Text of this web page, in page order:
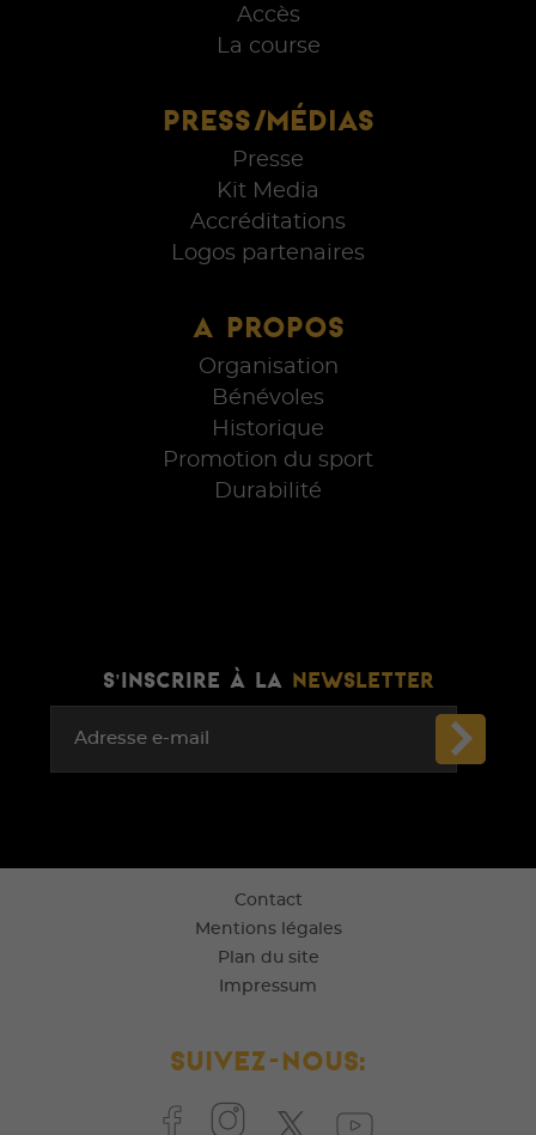
Accès
La course
PRESS/MÉDIAS
Presse
Kit Media
Accréditations
Logos partenaires
A PROPOS
Organisation
Bénévoles
Historique
Promotion du sport
Durabilité
S'INSCRIRE À LA NEWSLETTER
Adresse e-mail
Contact
Mentions légales
Plan du site
Impressum
Suivez-nous: